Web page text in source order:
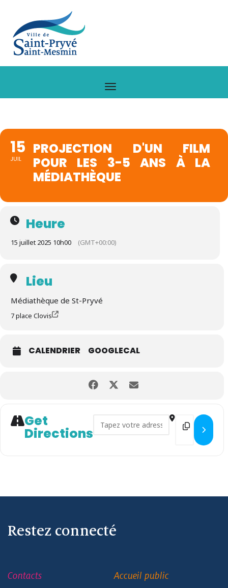
15
JUIL
PROJECTION D'UN FILM
POUR LES 3-5 ANS À LA
MÉDIATHÈQUE
Heure
15 juillet 2025 10h00 (GMT+00:00)
Lieu
Médiathèque de St-Pryvé
7 place Clovis
CALENDRIER GOOGLECAL
Get
Directions
Address - Projection d'un
Restez connecté
Contacts Accueil public